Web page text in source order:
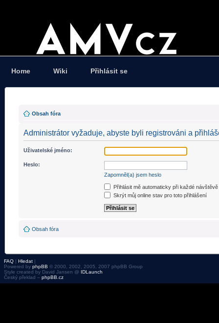
Home Wiki Přihlásit se
Obsah fóra
Administrátor vyžaduje, abyste byli registrováni a
Uživatelské jméno:
Heslo:
Zapomněl(a) jsem heslo
Přihlásit mě automaticky při každé návštěvě
Skrýt můj online stav pro toto přihlášení
Obsah fóra
FAQ | Hledat |
Powered by phpBB © 2000, 2002, 2005, 2007 phpBB Group
Style created by David Jansen @ IDLaunch
Český překlad – phpBB.cz